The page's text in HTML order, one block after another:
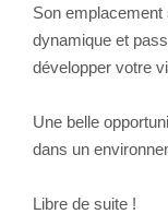
Son
dynamique et
développer votre
Une belle
dans un
Libre de suite !